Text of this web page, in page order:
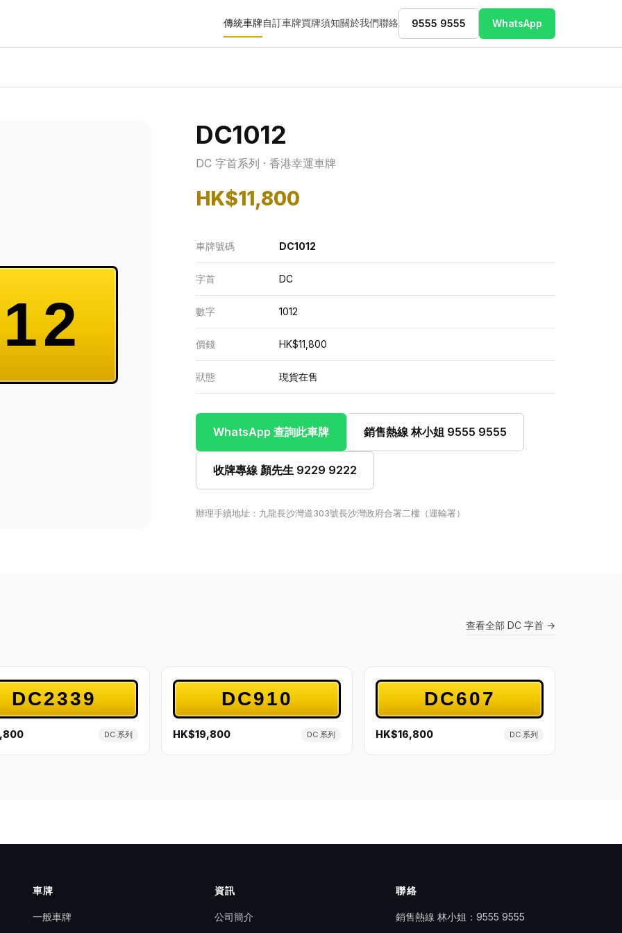
傳統車牌自訂車牌買牌須知關於我們聯絡 9555 9555 WhatsApp
DC1012
DC 字首系列 · 香港幸運車牌
HK$11,800
車牌號碼 DC1012
字首 DC
數字 1012
價錢 HK$11,800
狀態 現貨在售
WhatsApp 查詢此車牌 銷售熱線 林小姐 9555 9555
收牌專線 顏先生 9229 9222
辦理手續地址：九龍長沙灣道303號長沙灣政府合署二樓（運輸署）
查看全部 DC 字首 →
DC2339
DC 系列
DC910
HK$19,800 DC 系列
DC607
HK$16,800 DC 系列
車牌
一般車牌
資訊
公司簡介
聯絡
銷售熱線 林小姐：9555 9555